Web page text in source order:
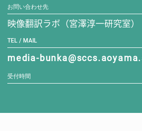
お問い合わせ先
映像翻訳ラボ（宮澤淳一研究室）
TEL / MAIL
media-
受付時間